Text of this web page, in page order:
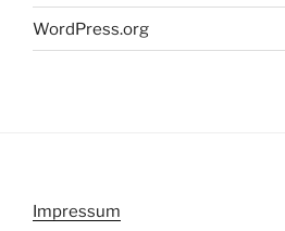
WordPress.org
Impressum